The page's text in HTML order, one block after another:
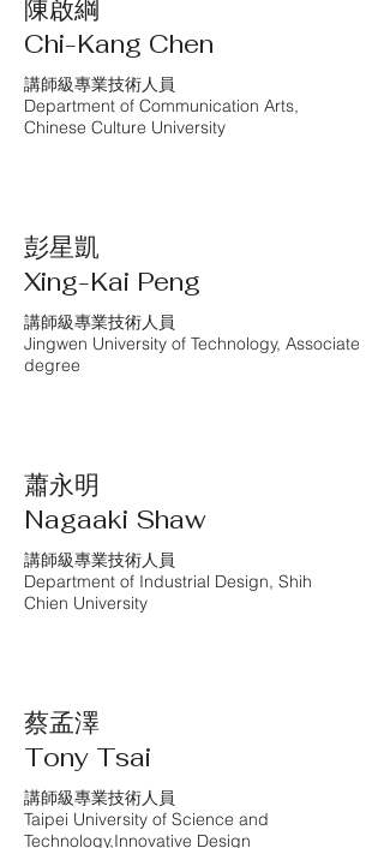
陳啟綱
Chi-Kang Chen
講師級專業技術人員
Department of Communication Arts,
Chinese Culture University
彭星凱
Xing-Kai Peng
講師級專業技術人員
Jingwen University of Technology, Associate
degree
蕭永明
Nagaaki Shaw
講師級專業技術人員
Department of Industrial Design, Shih
Chien University
蔡孟澤
Tony Tsai
講師級專業技術人員
Taipei University of Science and
Technology,Innovative Design